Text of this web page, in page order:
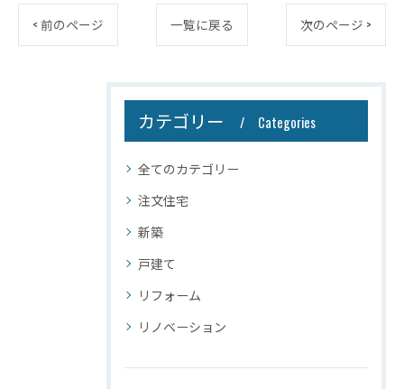
< 前のページ 一覧に戻る 次のページ >
カテゴリー Categories
全てのカテゴリー
注文住宅
新築
戸建て
リフォーム
リノベーション